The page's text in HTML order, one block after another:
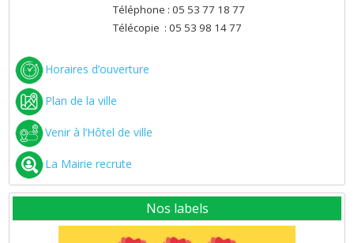
Téléphone : 05 53 77 18 77
Télécopie : 05 53 98 14 77
Horaires d’ouverture
Plan de la ville
Venir à l’Hôtel de ville
La Mairie recrute
Nos labels